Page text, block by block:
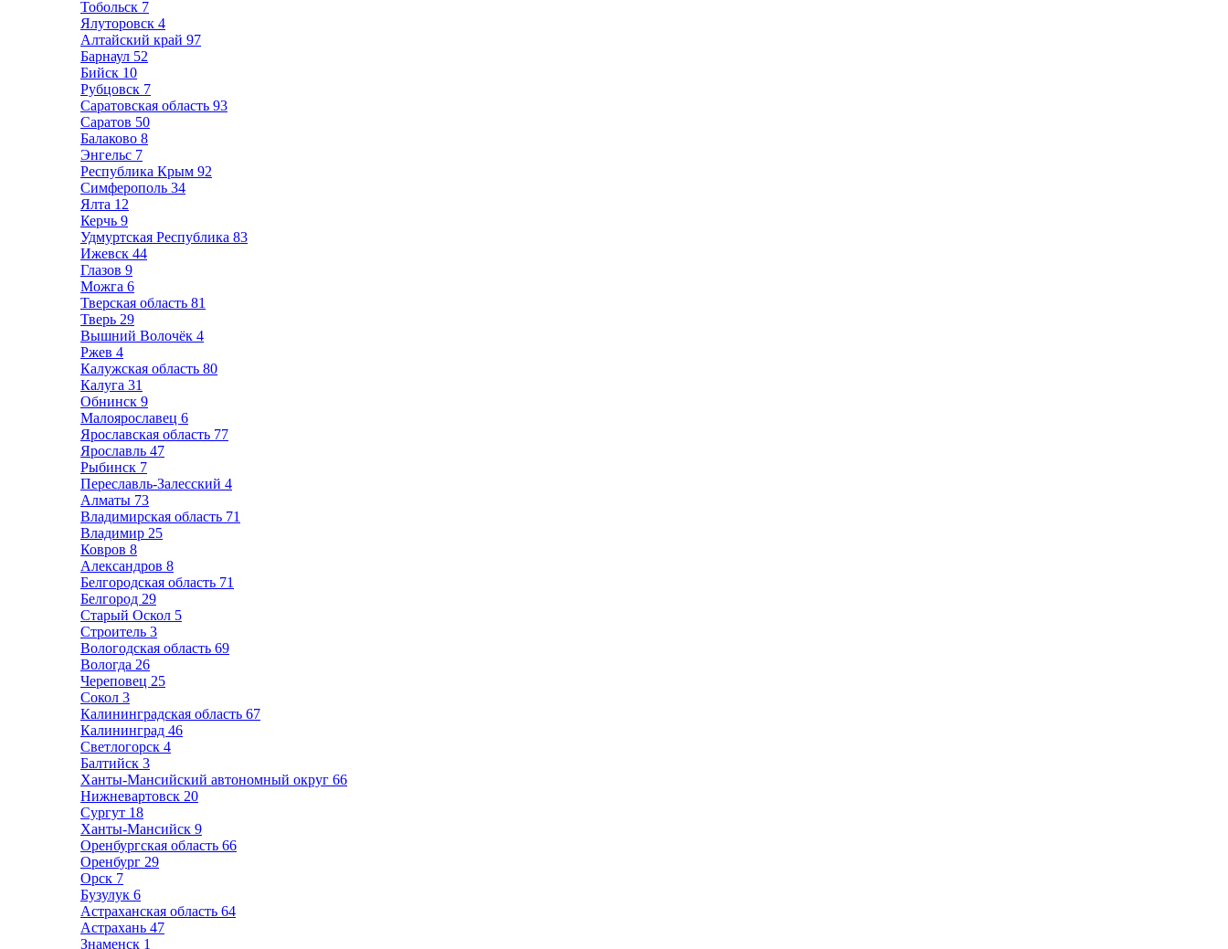
Тобольск 7
Ялуторовск 4
Алтайский край 97
Барнаул 52
Бийск 10
Рубцовск 7
Саратовская область 93
Саратов 50
Балаково 8
Энгельс 7
Республика Крым 92
Симферополь 34
Ялта 12
Керчь 9
Удмуртская Республика 83
Ижевск 44
Глазов 9
Можга 6
Тверская область 81
Тверь 29
Вышний Волочёк 4
Ржев 4
Калужская область 80
Калуга 31
Обнинск 9
Малоярославец 6
Ярославская область 77
Ярославль 47
Рыбинск 7
Переславль-Залесский 4
Алматы 73
Владимирская область 71
Владимир 25
Ковров 8
Александров 8
Белгородская область 71
Белгород 29
Старый Оскол 5
Строитель 3
Вологодская область 69
Вологда 26
Череповец 25
Сокол 3
Калининградская область 67
Калининград 46
Светлогорск 4
Балтийск 3
Ханты-Мансийский автономный округ 66
Нижневартовск 20
Сургут 18
Ханты-Мансийск 9
Оренбургская область 66
Оренбург 29
Орск 7
Бузулук 6
Астраханская область 64
Астрахань 47
Знаменск 1